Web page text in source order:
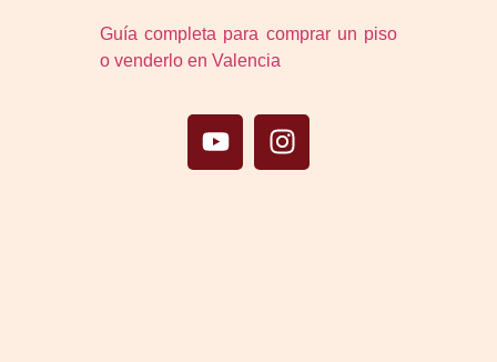
Guía completa para comprar un piso
o venderlo en Valencia